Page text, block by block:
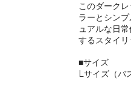
このダーク
ラーとシン
ュアルな日
するスタイリ
■サイズ
Lサイズ（バ